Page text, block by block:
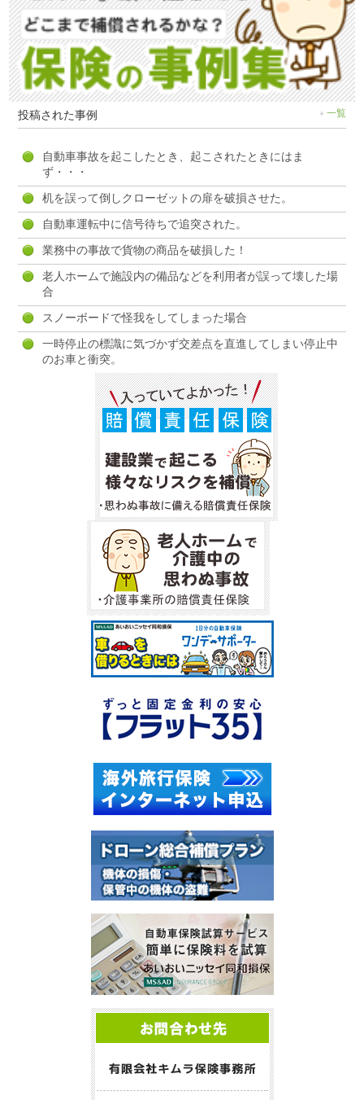
投稿された事例 一覧
自動車事故を起こしたとき、起こされたときにはま
ず・・・
机を誤って倒しクローゼットの扉を破損させた。
自動車運転中に信号待ちで追突された。
業務中の事故で貨物の商品を破損した！
老人ホームで施設内の備品などを利用者が誤って壊した場
合
スノーボードで怪我をしてしまった場合
一時停止の標識に気づかず交差点を直進してしまい停止中
のお車と衝突。